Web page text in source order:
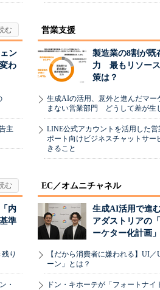
ン
わ
主
営業支援
製造業の8割が既
力 最もリソー
策は？
生成AIの活用、意外と進んだマー
まない営業部門 どうして差が生
LINE公式アカウントを活用した
ポート向けビジネスチャットサー
きること
内
準
り
・
EC／オムニチャネル
生成AI活用で進
アダストリアの
ーケター化計画
【だから消費者に嫌われる】UI
ーン」とは？
ドン・キホーテが「フォートナ